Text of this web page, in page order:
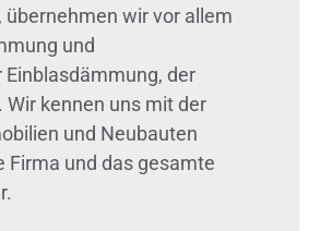
wir vor allem
und
der
kennen uns mit der
und Neubauten
Firma und das gesamte